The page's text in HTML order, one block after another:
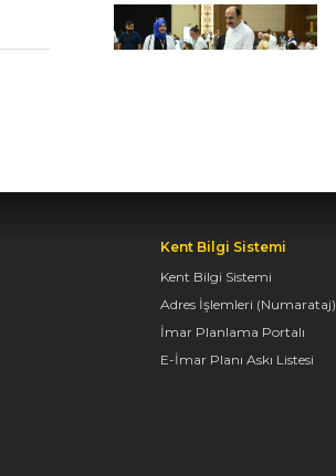
Kent Bilgi Sistemi
Kent Bilgi Sistemi
Adres İşlemleri (Numarataj)
İmar Planlama Portalı
E-İmar Planı Askı Listesi